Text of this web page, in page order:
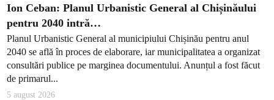
Ion Ceban: Planul Urbanistic General al Chișinăului
pentru 2040 intră…
Planul Urbanistic General al municipiului Chișinău pentru anul
2040 se află în proces de elaborare, iar municipalitatea a organizat
consultări publice pe marginea documentului. Anunțul a fost făcut
de primarul...
5 august 2026